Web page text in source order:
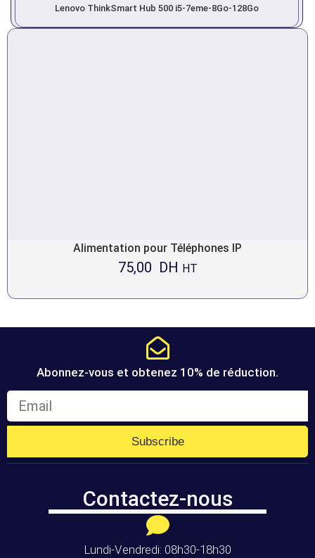
Alimentation pour Téléphones IP
75,00 DH HT
Lenovo ThinkSmart Hub 500 i5-7eme-8Go-128Go
Abonnez-vous et obtenez 10% de réduction.
Subscribe
Contactez-nous
Lundi-Vendredi: 08h30-18h30